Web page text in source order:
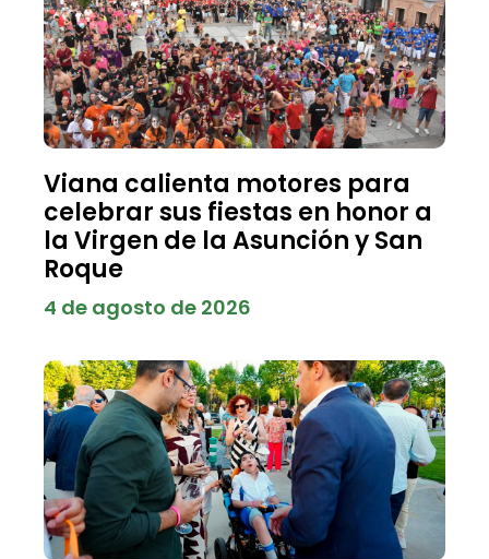
Viana calienta motores para
celebrar sus fiestas en honor a
la Virgen de la Asunción y San
Roque
4 de agosto de 2026